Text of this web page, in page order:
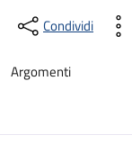
Condividi
Argomenti